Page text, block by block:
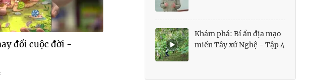
đổi cuộc đời -
Khám phá: Bí ẩn địa mạo
miền Tây xứ Nghệ - Tập 4